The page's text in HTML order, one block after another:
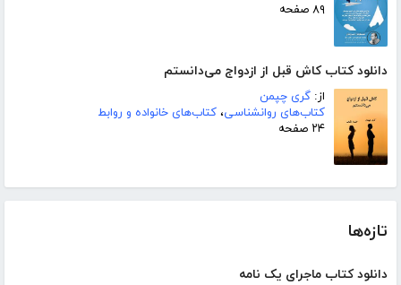
۸۹ صفحه
دانلود کتاب کاش قبل از ازدواج می‌‌‌‌دانستم
از: گری چپمن
کتاب‌های روانشناسی، کتاب‌های خانواده و روابط
۲۴ صفحه
تازه‌ها
دانلود کتاب ماجرای یک نامه